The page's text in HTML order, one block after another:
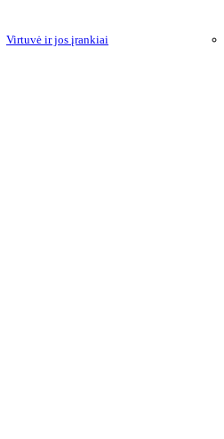
Virtuvė ir jos įrankiai
mikro USB įkrovimo